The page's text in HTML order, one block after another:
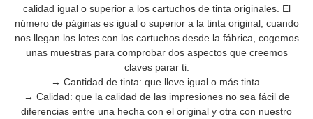
calidad igual o superior a los cartuchos de tinta originales. El
número de páginas es igual o superior a la tinta original, cuando
nos llegan los lotes con los cartuchos desde la fábrica, cogemos
unas muestras para comprobar dos aspectos que creemos
claves parar ti:
→ Cantidad de tinta: que lleve igual o más tinta.
→ Calidad: que la calidad de las impresiones no sea fácil de
diferencias entre una hecha con el original y otra con nuestro